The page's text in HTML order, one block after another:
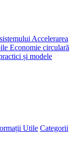
Accelerarea
Economie circulară
și modele
Utile Categorii